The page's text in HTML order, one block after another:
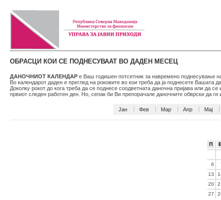
ОБРАСЦИ КОИ СЕ ПОДНЕСУВААТ ВО ДАДЕН МЕСЕЦ
ДАНОЧНИОТ КАЛЕНДАР е Ваш годишен потсетник за навремено поднесување
Во календарот даден е преглед на роковите во кои треба да ја поднесете
Доколку рокот до кога треба да се поднесе соодветната даночна пријава или да
првиот следен работен ден. Но, сепак би Ви препорачале даночните обврски да
Јан Фев Мар Апр Мај
П
6
13
20
27